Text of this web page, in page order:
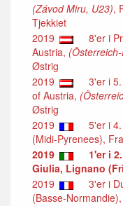
(Závod Miru, U23),
Tjekkiet
2019
8'er i
Austria,
Østrig
2019
3'er i 5.
of Austria,
Østrig
2019
5'er i 4.
(Midi-Pyrenees),
2019
1'er i
Giulia, Lignano
2019
3'er i
(Basse-